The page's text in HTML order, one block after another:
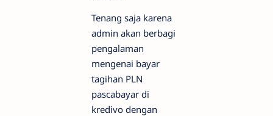
Tenang saja karena
admin akan berbagi
pengalaman
mengenai bayar
tagihan PLN
pascabayar di
kredivo dengan